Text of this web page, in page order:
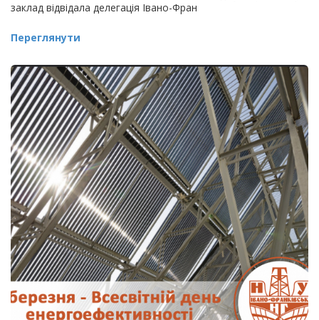
заклад відвідала делегація Івано-Фран
Переглянути